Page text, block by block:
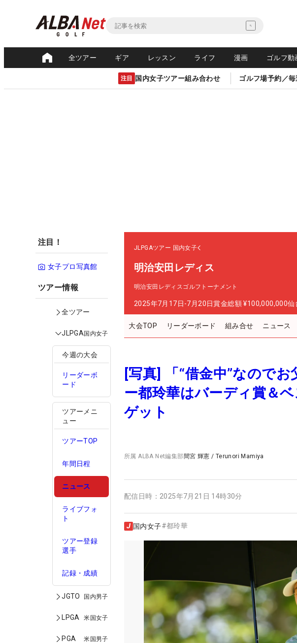
全ツアー ギア レッスン ライフ 漫画 ゴルフ動
注目 国内女子ツアー組み合わせ ゴルフ場予約／
注目！
女子プロ写真館
ツアー情報
全ツアー
JLPGA国内女子
今週の大会
リーダーボ
ード
ツアーメニ
ュー
ツアーTOP
年間日程
ニュース
ライブフォ
ト
ツアー登録
選手
記録・成績
JGTO 国内男子
LPGA 米国女子
PGA 米国男子
JLPGAツアー 国内女子
明治安田レディス
明治安田レディスゴルフトーナメント
2025年7月17日-7月20日賞金総額 ¥100,000,000仙
大会TOP リーダーボード 組み合せ ニュース
[写真] 「“借金中”なので
ー都玲華はバーディ賞＆
ゲット
所属ALBA Net編集部間宮 輝憲 / Terunori Mamiya
配信日時： 2025年7月21日 14時30分
国内女子#都玲華